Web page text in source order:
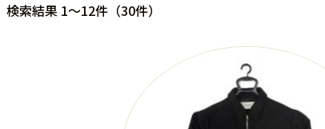
検索結果 1～12件（30件）